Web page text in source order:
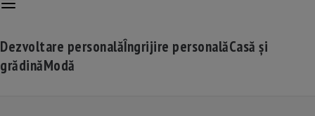
Dezvoltare personalăÎngrijire personalăCasă și
grădinăModă